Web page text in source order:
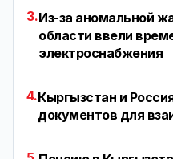
3.Из-за аномальной
области ввели
электроснабжения
4.Кыргызстан и
документов для